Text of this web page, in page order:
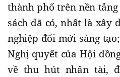
thành phố trên nền
sách đã có, nhất là xây
nghiệp đổi mới sáng
Nghị quyết của Hội
về thu hút nhân tài,